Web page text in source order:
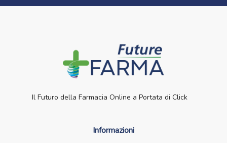
Il Futuro della Farmacia Online a Portata di Click
Informazioni